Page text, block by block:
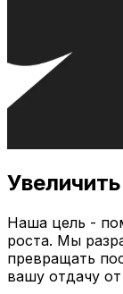
Наша цель -
роста. Мы
превращать
вашу отдачу